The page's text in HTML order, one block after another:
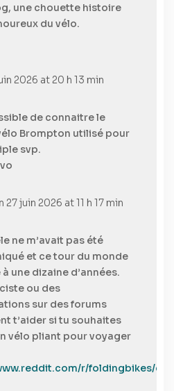
une chouette histoire
du vélo.
2026 at 20 h 13 min
de connaitre le
Brompton utilisé pour
svp.
27 juin 2026 at 11 h 17 min
ne m’avait pas été
et ce tour du monde
une dizaine d’années.
ou des
sur des forums
t’aider si tu souhaites
vélo pliant pour voyager
r/foldingbikes/